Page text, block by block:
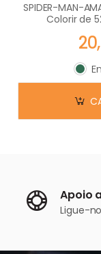
SPIDER-MAN-
Colorir de
Em
Apoio
Ligue-